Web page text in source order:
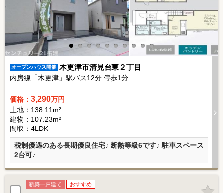
オープンハウス開催 木更津市清見台東２丁目
内房線「木更津」駅バス12分 停歩1分
価格： 3,290万円
土地：138.11m²
建物：107.23m²
間取：4LDK
税制優遇のある長期優良住宅♪ 断熱等級6です♪ 駐車スペース
2台可♪
新築一戸建て おすすめ